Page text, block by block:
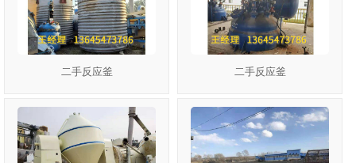
二手反应釜 二手反应釜